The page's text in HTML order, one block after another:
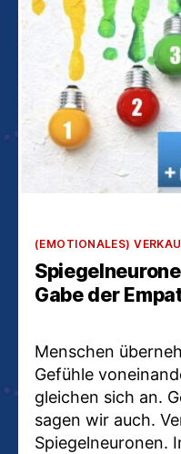
Kategorien
(EMOTIONALES)
Gabe der
Menschen
Gefühle
gleichen sich an.
sagen wir auch.
Spiegelneuronen.